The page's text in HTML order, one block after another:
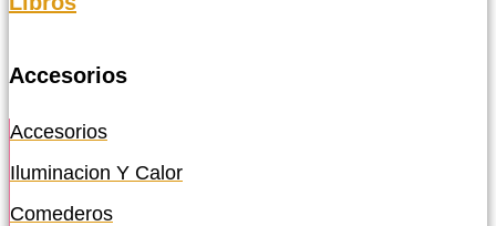
Accesorios
Accesorios
Iluminacion Y Calor
Comederos